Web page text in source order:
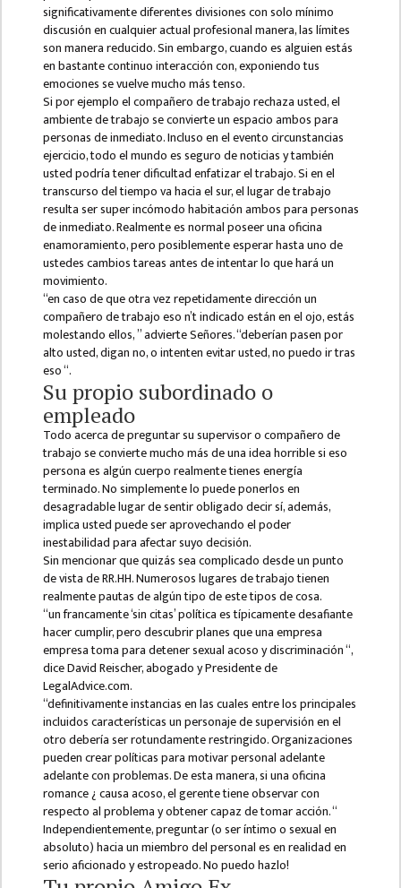
DEPARTMENT
NEPALI
DEPARTMENT
ENGLISH
DEPARTMENT
HUMANITIES &
SOCIAL
SCIENCE
DEPARTMENT
EDUCATION
DEPARTMENT
MANAGEMENT
DEPARTMENT
FACULTY
MEMBERS
TEACHING
STAFFS
NON
TEACHING
STAFFS
COURSES
BACHELOR
MANAGEMENT(BBS)
EDUCATION(B.ED)
HUMANITIES (BA)
MASTER
EDUCATION(M.ED)
MANAGEMENT
(MBS)
ACADEMIC
significativamente diferentes divisiones con solo mínimo
discusión en cualquier actual profesional manera, las límites
son manera reducido. Sin embargo, cuando es alguien estás
en bastante continuo interacción con, exponiendo tus
emociones se vuelve mucho más tenso.
Si por ejemplo el compañero de trabajo rechaza usted, el
ambiente de trabajo se convierte un espacio ambos para
personas de inmediato. Incluso en el evento circunstancias
ejercicio, todo el mundo es seguro de noticias y también
usted podría tener dificultad enfatizar el trabajo. Si en el
transcurso del tiempo va hacia el sur, el lugar de trabajo
resulta ser super incómodo habitación ambos para personas
de inmediato. Realmente es normal poseer una oficina
enamoramiento, pero posiblemente esperar hasta uno de
ustedes cambios tareas antes de intentar lo que hará un
movimiento.
“en caso de que otra vez repetidamente dirección un
compañero de trabajo eso n’t indicado están en el ojo, estás
molestando ellos, ” advierte Señores. “deberían pasen por
alto usted, digan no, o intenten evitar usted, no puedo ir tras
eso “.
Su propio subordinado o
empleado
Todo acerca de preguntar su supervisor o compañero de
trabajo se convierte mucho más de una idea horrible si eso
persona es algún cuerpo realmente tienes energía
terminado. No simplemente lo puede ponerlos en
desagradable lugar de sentir obligado decir sí, además,
implica usted puede ser aprovechando el poder
inestabilidad para afectar suyo decisión.
Sin mencionar que quizás sea complicado desde un punto
de vista de RR.HH. Numerosos lugares de trabajo tienen
realmente pautas de algún tipo de este tipos de cosa.
“un francamente ‘sin citas’ política es típicamente desafiante
hacer cumplir, pero descubrir planes que una empresa
empresa toma para detener ​​sexual acoso y discriminación “,
dice David Reischer, abogado y Presidente de
LegalAdvice.com.
“definitivamente instancias en las cuales entre los principales
incluidos características un personaje de supervisión en el
otro debería ser rotundamente restringido. Organizaciones
pueden crear políticas para motivar personal adelante
adelante con problemas. De esta manera, si una oficina
romance ¿ causa acoso, el gerente tiene observar con
respecto al problema y obtener capaz de tomar acción. “
Independientemente, preguntar (o ser íntimo o sexual en
absoluto) hacia un miembro del personal es en realidad en
serio aficionado y estropeado. No puedo hazlo!